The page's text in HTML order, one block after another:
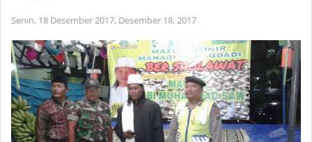
Senin, 18 Desember 2017, Desember 18, 2017